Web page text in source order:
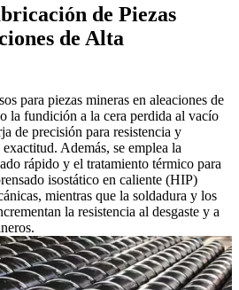
de Piezas
de Alta
para piezas mineras en aleaciones de
la fundición a la cera perdida al vacío
de precisión para resistencia y
Además, se emplea la
rápido y el tratamiento térmico para
isostático en caliente (HIP)
mientras que la soldadura y los
la resistencia al desgaste y a